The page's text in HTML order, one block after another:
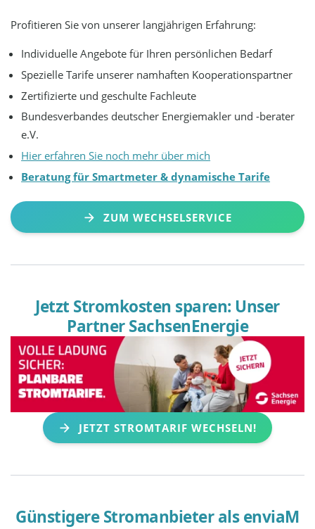
Profitieren Sie von unserer langjährigen Erfahrung:
Individuelle Angebote für Ihren persönlichen Bedarf
Spezielle Tarife unserer namhaften Kooperationspartner
Zertifizierte und geschulte Fachleute
Bundesverbandes deutscher Energiemakler und -berater
e.V.
Hier erfahren Sie noch mehr über mich
Beratung für Smartmeter & dynamische Tarife
ZUM WECHSELSERVICE
Jetzt Stromkosten sparen: Unser
Partner SachsenEnergie
JETZT STROMTARIF WECHSELN!
Günstigere Stromanbieter alsenviaM